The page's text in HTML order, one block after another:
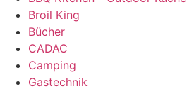
Broil King
Bücher
CADAC
Camping
Gastechnik